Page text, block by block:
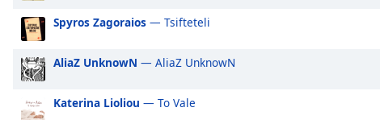
Track
in-
Picture
This
Spyros Zagoraios — Tsifteteli
AliaZ UnknowN — AliaZ UnknowN
Katerina Lioliou — To Vale